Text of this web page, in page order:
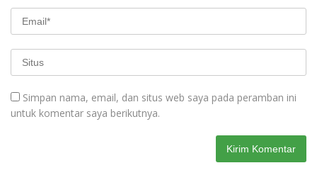
Simpan nama, email, dan situs web saya pada peramban ini
untuk komentar saya berikutnya.